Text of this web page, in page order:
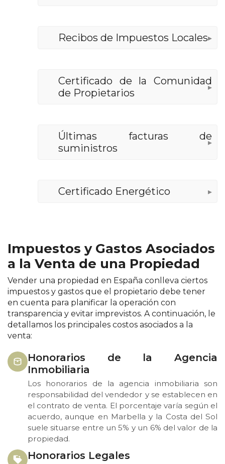
Recibos de Impuestos Locales
Certificado de la Comunidad
de Propietarios
Últimas facturas de
suministros
Certificado Energético
Impuestos y Gastos Asociados
a la Venta de una Propiedad
Vender una propiedad en España conlleva ciertos
impuestos y gastos que el propietario debe tener
en cuenta para planificar la operación con
transparencia y evitar imprevistos. A continuación, le
detallamos los principales costos asociados a la
venta:
Honorarios de la Agencia
Inmobiliaria
Los honorarios de la agencia inmobiliaria son
responsabilidad del vendedor y se establecen en
el contrato de venta. El porcentaje varía según el
acuerdo, aunque en Marbella y la Costa del Sol
suele situarse entre un 5% y un 6% del valor de la
propiedad.
Honorarios Legales